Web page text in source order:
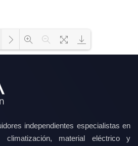
independientes especialistas en
climatización, material eléctrico y